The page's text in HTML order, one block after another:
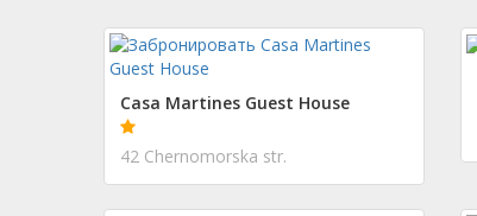
Casa Martines Guest House
42 Chernomorska str.